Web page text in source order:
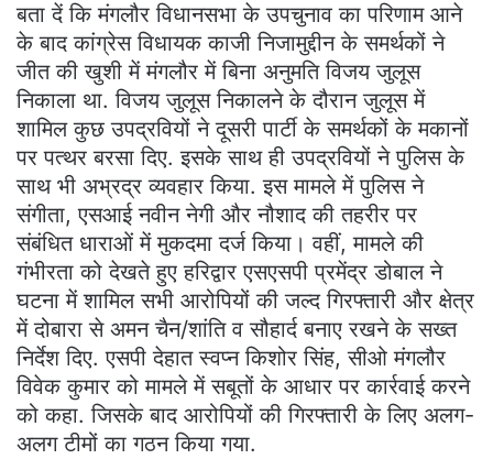
बता दें कि मंगलौर विधानसभा के उपचुनाव का परिणाम आने
के बाद कांग्रेस विधायक काजी निजामुद्दीन के समर्थकों ने
जीत की खुशी में मंगलौर में बिना अनुमति विजय जुलूस
निकाला था. विजय जुलूस निकालने के दौरान जुलूस में
शामिल कुछ उपद्रवियों ने दूसरी पार्टी के समर्थकों के मकानों
पर पत्थर बरसा दिए. इसके साथ ही उपद्रवियों ने पुलिस के
साथ भी अभ्रद्र व्यवहार किया. इस मामले में पुलिस ने
संगीता, एसआई नवीन नेगी और नौशाद की तहरीर पर
संबंधित धाराओं में मुकदमा दर्ज किया। वहीं, मामले की
गंभीरता को देखते हुए हरिद्वार एसएसपी प्रमेंद्र डोबाल ने
घटना में शामिल सभी आरोपियों की जल्द गिरफ्तारी और क्षेत्र
में दोबारा से अमन चैन/शांति व सौहार्द बनाए रखने के सख्त
निर्देश दिए. एसपी देहात स्वप्न किशोर सिंह, सीओ मंगलौर
विवेक कुमार को मामले में सबूतों के आधार पर कार्रवाई करने
को कहा. जिसके बाद आरोपियों की गिरफ्तारी के लिए अलग-
अलग टीमों का गठन किया गया.